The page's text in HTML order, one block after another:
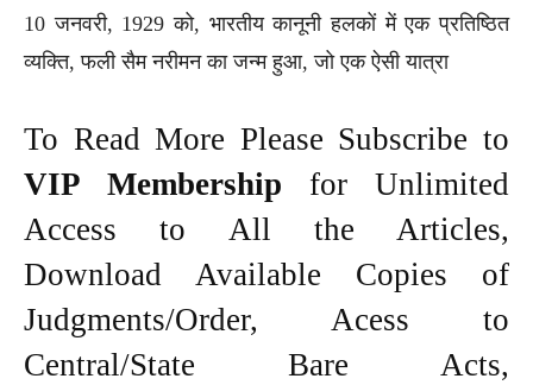
10 जनवरी, 1929 को, भारतीय कानूनी हलकों में एक प्रतिष्ठित
व्यक्ति, फली सैम नरीमन का जन्म हुआ, जो एक ऐसी यात्रा
To Read More Please Subscribe to
VIP Membership for Unlimited
Access to All the Articles,
Download Available Copies of
Judgments/Order, Acess to
Central/State Bare Acts,